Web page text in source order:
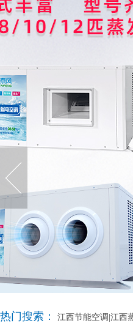
热门搜索： 江西节能空调|江西